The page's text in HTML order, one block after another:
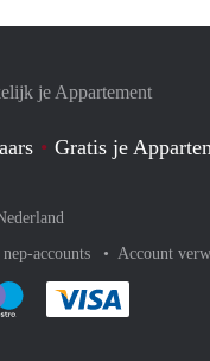
je Appartement
Gratis je
accounts Account
af met Paypal
gemakkelijk af met
Je rekent gemakkelijk af